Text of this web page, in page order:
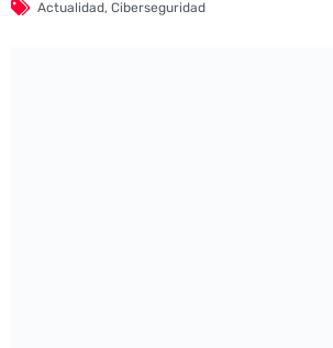
Actualidad, Ciberseguridad